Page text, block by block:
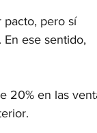
pacto, pero sí
ese sentido,
20% en las